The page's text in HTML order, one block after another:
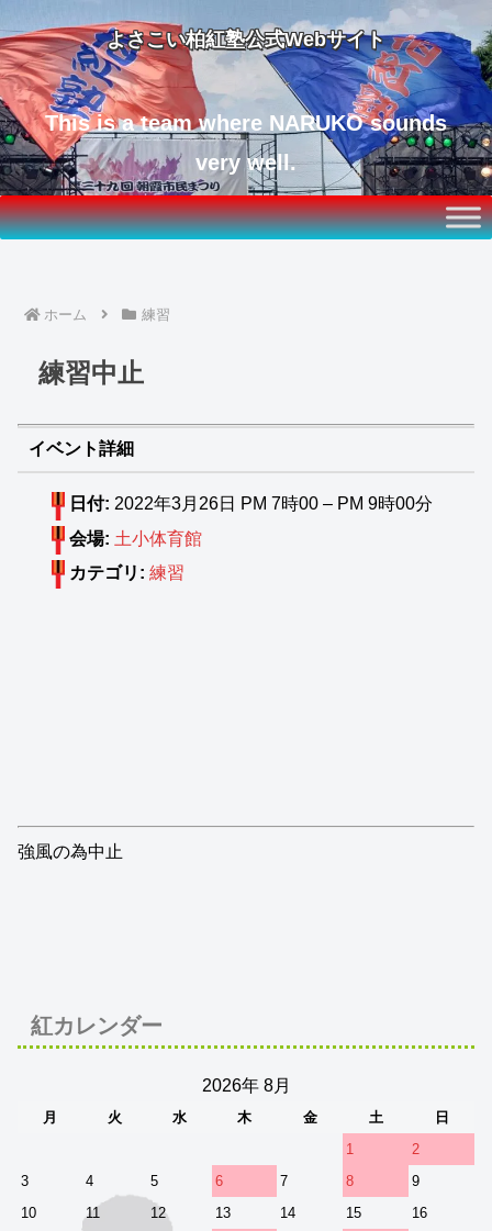
よさこい柏紅塾公式Webサイト
This is a team where NARUKO sounds
very well.
ホーム 練習
練習中止
イベント詳細
日付: 2022年3月26日 PM 7時00 – PM 9時00分
会場: 土小体育館
カテゴリ: 練習
強風の為中止
紅カレンダー
2026年 8月
月 火 水 木 金 土
日
1
2
3
4 5 6 7 8
9
10
11 12 13 14 15
16